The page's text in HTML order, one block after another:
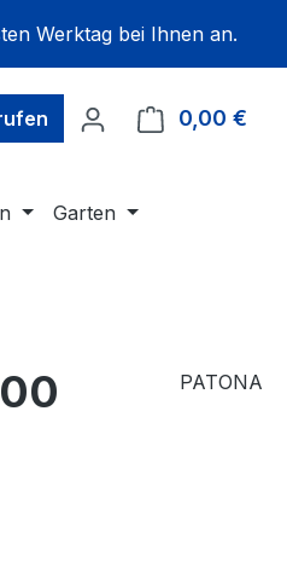
Werktag bei Ihnen an.
0,00 €
Garten
PATONA